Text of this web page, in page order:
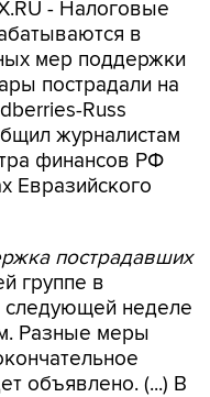
мер поддержки
пострадали на
Russ
журналистам
финансов РФ
Евразийского
пострадавших
следующей неделе
Разные меры
объявлено. (...) В
рассрочки